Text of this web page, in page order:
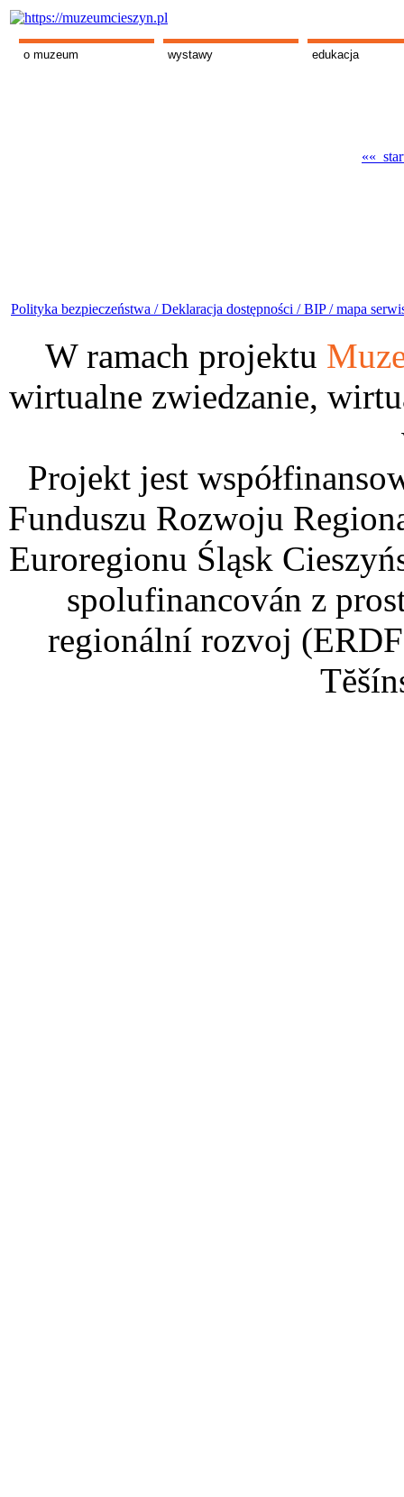
o muzeum wystawy edukacja
««
Polityka bezpieczeństwa /Deklaracja dostępności /BIP /mapa
W ramach projektu
wirtualne zwiedzanie,
Projekt jest
Funduszu Rozwoju
Euroregionu Śląsk
spolufinancován z
regionální rozvoj